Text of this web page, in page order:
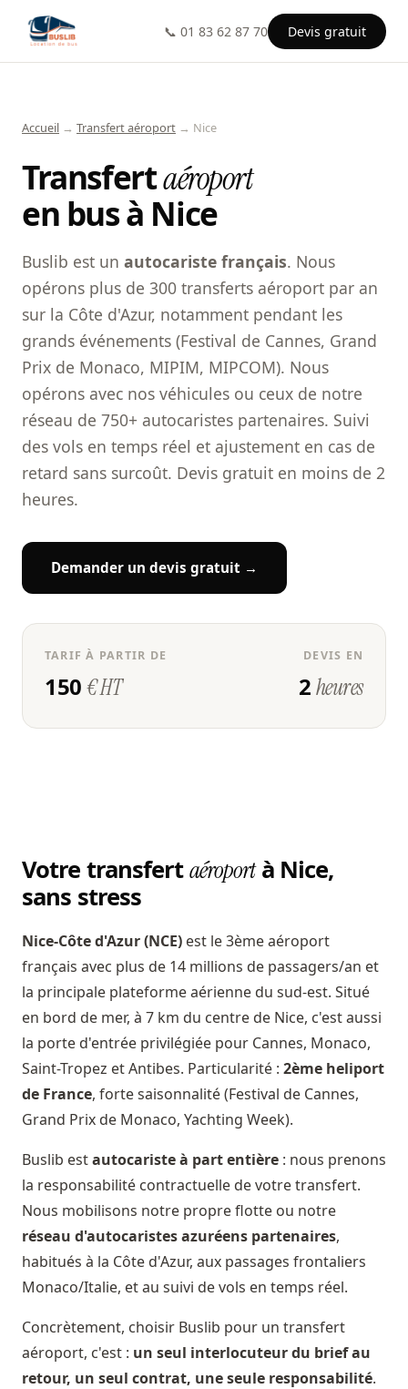
📞 01 83 62 87 70 Devis gratuit
Accueil → Transfert aéroport → Nice
Transfertaéroport
en bus à Nice
Buslib est un autocariste français. Nous
opérons plus de 300 transferts aéroport par an
sur la Côte d'Azur, notamment pendant les
grands événements (Festival de Cannes, Grand
Prix de Monaco, MIPIM, MIPCOM). Nous
opérons avec nos véhicules ou ceux de notre
réseau de 750+ autocaristes partenaires. Suivi
des vols en temps réel et ajustement en cas de
retard sans surcoût. Devis gratuit en moins de 2
heures.
Demander un devis gratuit →
TARIF À PARTIR DE
150€ HT
DEVIS EN
2heures
Votre transfertaéroportà Nice,
sans stress
Nice-Côte d'Azur (NCE) est le 3ème aéroport
français avec plus de 14 millions de passagers/an et
la principale plateforme aérienne du sud-est. Situé
en bord de mer, à 7 km du centre de Nice, c'est aussi
la porte d'entrée privilégiée pour Cannes, Monaco,
Saint-Tropez et Antibes. Particularité : 2ème heliport
de France, forte saisonnalité (Festival de Cannes,
Grand Prix de Monaco, Yachting Week).
Buslib estautocariste à part entière : nous prenons
la responsabilité contractuelle de votre transfert.
Nous mobilisons notre propre flotte ou notre
réseau d'autocaristes azuréens partenaires,
habitués à la Côte d'Azur, aux passages frontaliers
Monaco/Italie, et au suivi de vols en temps réel.
Concrètement, choisir Buslib pour un transfert
aéroport, c'est : un seul interlocuteur du brief au
retour, un seul contrat, une seule responsabilité.